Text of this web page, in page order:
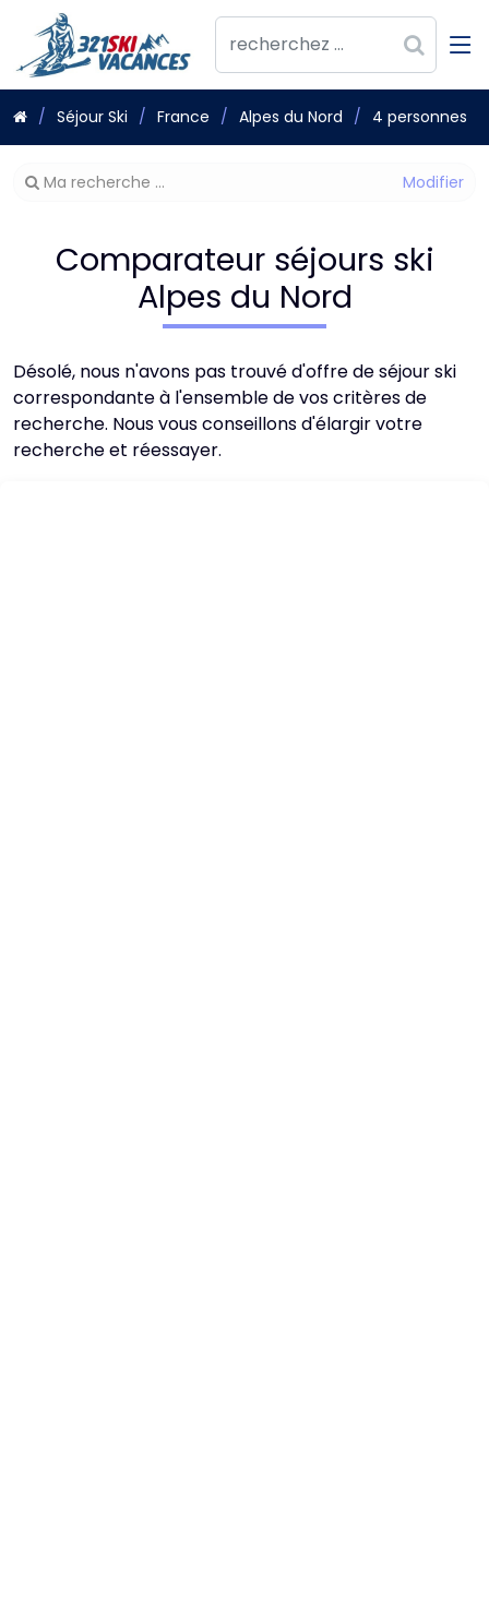
Séjour Ski France Alpes du Nord 4 personnes
Modifier
Ma recherche ...
Comparateur séjours ski
Alpes du Nord
Désolé, nous n'avons pas trouvé d'offre de séjour ski
correspondante à l'ensemble de vos critères de
recherche. Nous vous conseillons d'élargir votre
recherche et réessayer.